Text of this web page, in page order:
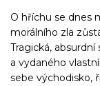
O hříchu se dnes
morálního zla
Tragická,
a vydaného
sebe východisko,